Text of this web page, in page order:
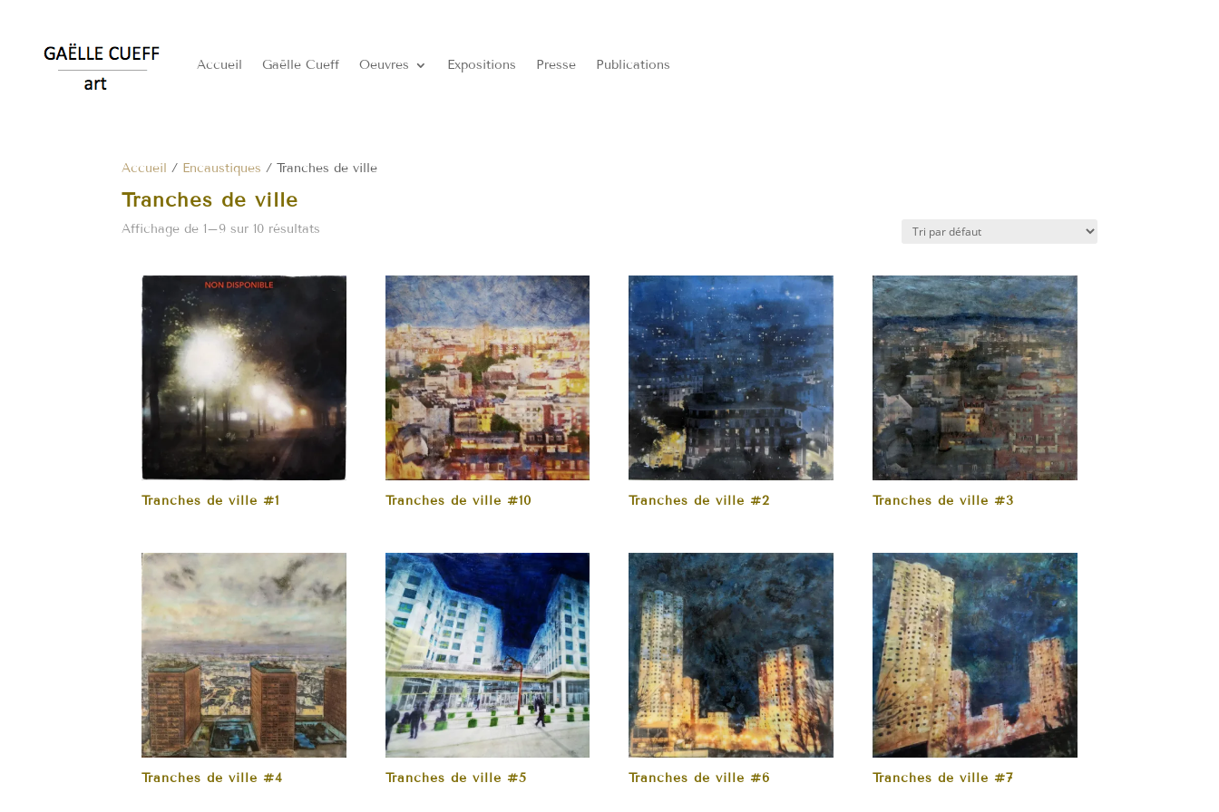
Accueil Gaëlle Cueff Oeuvres Expositions Presse Publications
Accueil / Encaustiques / Tranches de ville
Tranches de ville
Affichage de 1–9 sur 10 résultats
Tranches de ville #1 Tranches de ville #10 Tranches de ville #2 Tranches de ville #3
Tranches de ville #4 Tranches de ville #5 Tranches de ville #6 Tranches de ville #7